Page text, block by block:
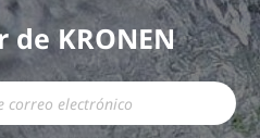
KRONEN